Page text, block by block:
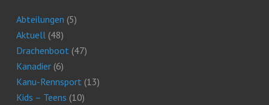
Abteilungen (5)
Aktuell(48)
Drachenboot(47)
Kanadier(6)
Kanu-Rennsport(13)
Kids – Teens (10)